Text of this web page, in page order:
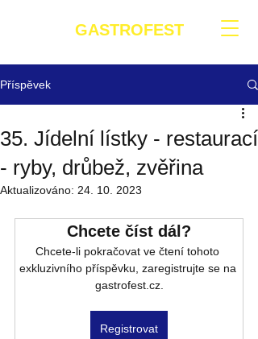
GASTROFEST
Příspěvek
35. Jídelní lístky - restaurací
- ryby, drůbež, zvěřina
Aktualizováno: 24. 10. 2023
Chcete číst dál?
Chcete-li pokračovat ve čtení tohoto
exkluzivního příspěvku, zaregistrujte se na
gastrofest.cz.
Registrovat